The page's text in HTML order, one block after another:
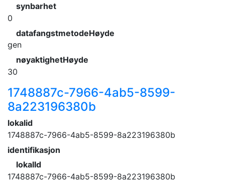
synbarhet
0
datafangstmetodeHøyde
gen
nøyaktighetHøyde
30
1748887c-7966-4ab5-8599-
8a223196380b
lokalid
1748887c-7966-4ab5-8599-8a223196380b
identifikasjon
lokalId
1748887c-7966-4ab5-8599-8a223196380b